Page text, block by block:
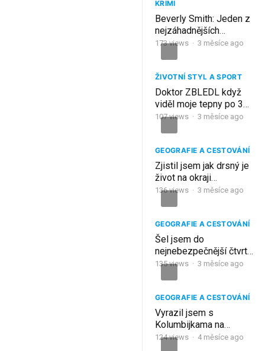
KRIMI
Beverly Smith: Jeden z
nejzáhadnějších
případů, které jsem kdy
173views · 3 měsíce ago
ŽIVOTNÍ STYL A SPORT
Doktor ZBLEDL když
viděl moje tepny po 30
dnech… udělal jsem
107views · 3 měsíce ago
GEOGRAFIE A CESTOVÁNÍ
Zjistil jsem jak drsný je
život na okraji
Kolumbijské
136views · 3 měsíce ago
GEOGRAFIE A CESTOVÁNÍ
Šel jsem do
nejnebezpečnější čtvrti
ve městě (Kolumbie)
135views · 3 měsíce ago
GEOGRAFIE A CESTOVÁNÍ
Vyrazil jsem s
Kolumbijkama na
karneval!
124views · 4 měsíce ago